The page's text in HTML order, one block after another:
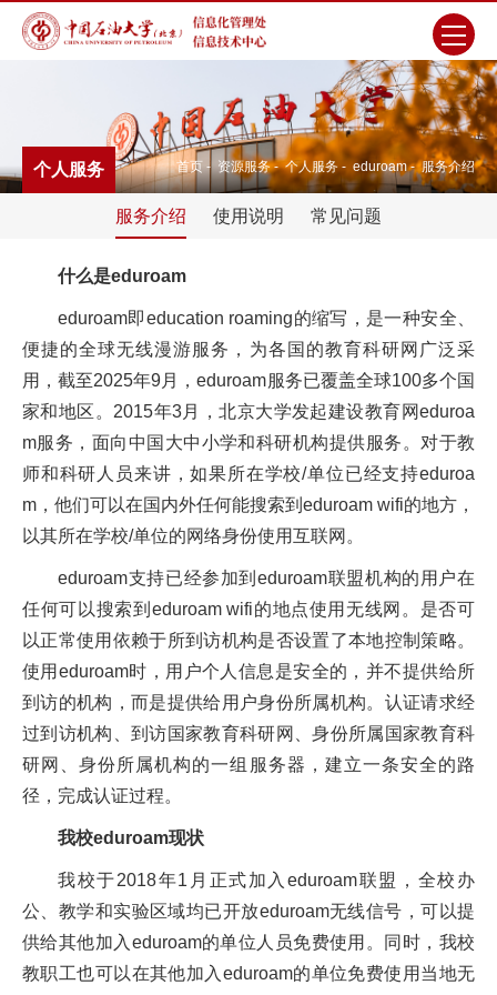
首页 - 资源服务 - 个人服务 - eduroam - 服务介绍
个人服务
服务介绍 使用说明 常见问题
什么是eduroam
eduroam即education roaming的缩写，是一种安全、
便捷的全球无线漫游服务，为各国的教育科研网广泛采
用，截至2025年9月，eduroam服务已覆盖全球100多个国
家和地区。2015年3月，北京大学发起建设教育网eduroa
m服务，面向中国大中小学和科研机构提供服务。对于教
师和科研人员来讲，如果所在学校/单位已经支持eduroa
m，他们可以在国内外任何能搜索到eduroam wifi的地方，
以其所在学校/单位的网络身份使用互联网。
eduroam支持已经参加到eduroam联盟机构的用户在
任何可以搜索到eduroam wifi的地点使用无线网。是否可
以正常使用依赖于所到访机构是否设置了本地控制策略。
使用eduroam时，用户个人信息是安全的，并不提供给所
到访的机构，而是提供给用户身份所属机构。认证请求经
过到访机构、到访国家教育科研网、身份所属国家教育科
研网、身份所属机构的一组服务器，建立一条安全的路
径，完成认证过程。
我校eduroam现状
我校于2018年1月正式加入eduroam联盟，全校办
公、教学和实验区域均已开放eduroam无线信号，可以提
供给其他加入eduroam的单位人员免费使用。同时，我校
教职工也可以在其他加入eduroam的单位免费使用当地无